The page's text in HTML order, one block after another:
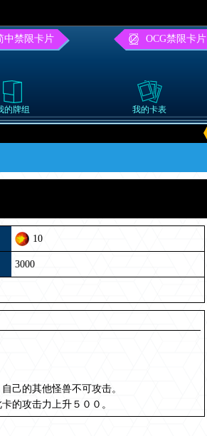
中禁限卡片 OCG禁限卡片
的牌组 我的卡表
10
3000
己的其他怪兽不可攻击。
的攻击力上升５００。